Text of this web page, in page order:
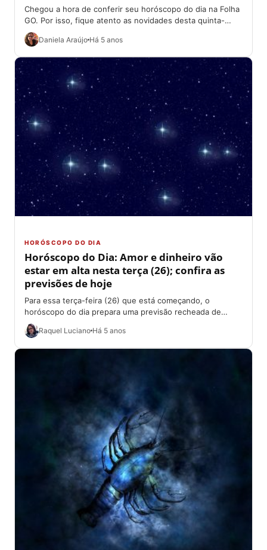
Chegou a hora de conferir seu horóscopo do dia na Folha
GO. Por isso, fique atento as novidades desta quinta-
feira, 28, de...
Daniela Araújo Há 5 anos
HORÓSCOPO DO DIA
Horóscopo do Dia: Amor e dinheiro vão
estar em alta nesta terça (26); confira as
previsões de hoje
Para essa terça-feira (26) que está começando, o
horóscopo do dia prepara uma previsão recheada de
surpresas. Aqui no Folha Go você...
Raquel Luciano Há 5 anos